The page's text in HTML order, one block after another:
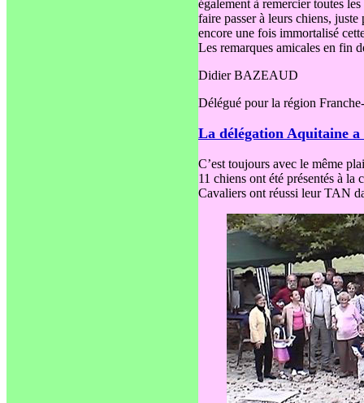
également à remercier toutes
faire passer à leurs chiens,
encore une fois immortalisé
Les remarques amicales en fin
Didier BAZEAUD
Délégué pour la région
La délégation Aquitaine a
C’est toujours avec le même
11 chiens ont été présentés à
Cavaliers ont réussi leur TAN